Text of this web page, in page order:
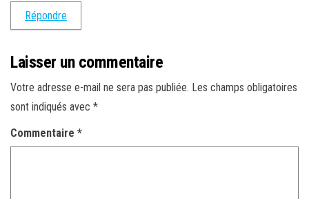
Répondre
Laisser un commentaire
Votre adresse e-mail ne sera pas publiée. Les champs obligatoires
sont indiqués avec *
Commentaire *